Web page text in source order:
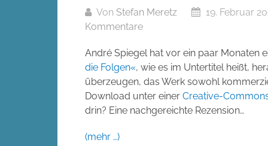
Von Stefan Meretz 19. Februar
Kommentare
André Spiegel hat vor ein paar Monaten
die Folgen«, wie es im Untertitel heißt,
überzeugen, das Werk sowohl
Download unter einer Creative-
drin? Eine nachgereichte Rezension…
(mehr …)